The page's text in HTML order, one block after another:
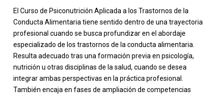
El Curso de Psiconutrición Aplicada a los Trastornos de la
Conducta Alimentaria tiene sentido dentro de una trayectoria
profesional cuando se busca profundizar en el abordaje
especializado de los trastornos de la conducta alimentaria.
Resulta adecuado tras una formación previa en psicología,
nutrición u otras disciplinas de la salud, cuando se desea
integrar ambas perspectivas en la práctica profesional.
También encaja en fases de ampliación de competencias